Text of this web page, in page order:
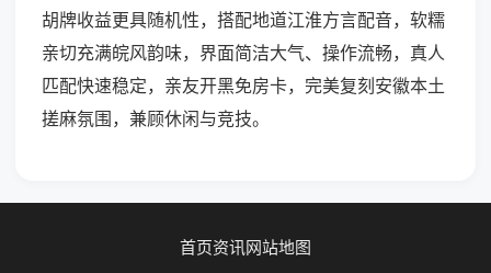
胡牌收益更具随机性，搭配地道江淮方言配音，软糯
亲切充满皖风韵味，界面简洁大气、操作流畅，真人
匹配快速稳定，亲友开黑免房卡，完美复刻安徽本土
搓麻氛围，兼顾休闲与竞技。
首页资讯网站地图